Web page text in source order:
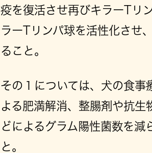
疫を復活させ再びキラーTリ
ラーTリンパ球を活性化させ
ること。
その１については、犬の食事
よる肥満解消、整腸剤や抗生
どによるグラム陽性菌数を減
と。